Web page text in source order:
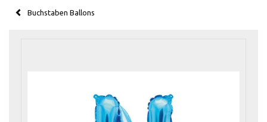
Buchstaben Ballons